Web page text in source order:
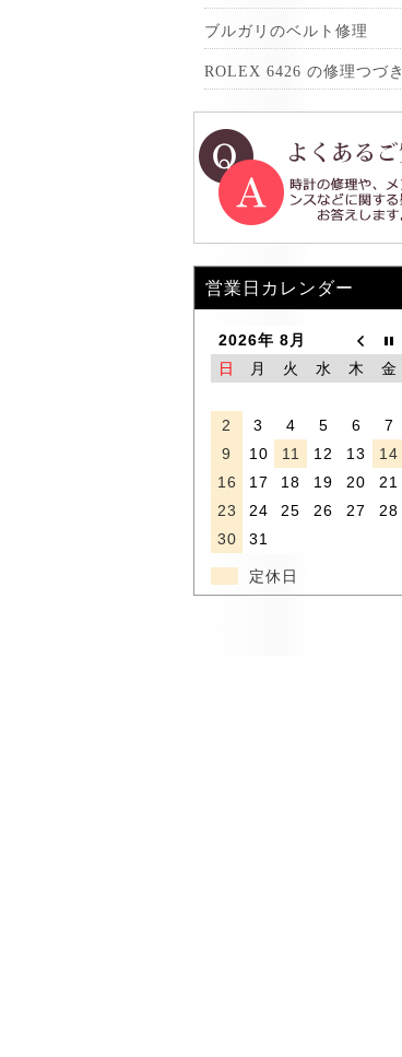
ブルガリのベルト修理
ROLEX 6426 の修理つづき
営業日カレンダー
2026年 8月
日
月 火 水 木 金
2
3 4 5 6 7
9
10 11 12 13 14
16
17 18 19 20 21
23
24 25 26 27 28
30
31
定休日